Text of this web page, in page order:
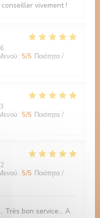
vivement !
: 5/5 Ποιότητα /
: 5/5 Ποιότητα /
: 5/5 Ποιότητα /
Très bon service... A